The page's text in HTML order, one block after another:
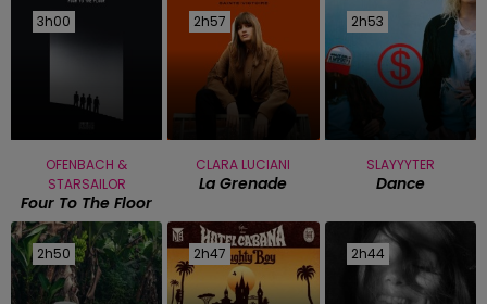
3h00
3h00
OFENBACH &
STARSAILOR
Four To The Floor
2h57
2h57
CLARA LUCIANI
La Grenade
2h53
2h53
SLAYYYTER
Dance
2h50
2h50 2h47
2h47 2h44
2h44